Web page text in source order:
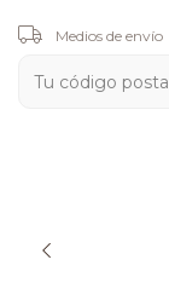
Entregas para el CP:
Medios de envío